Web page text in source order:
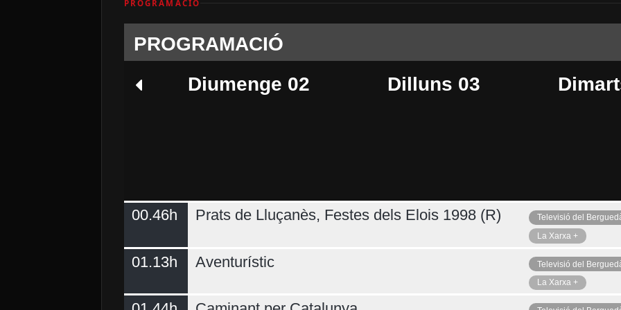
PROGRAMACIÓ
PROGRAMACIÓ
Diumenge 02
Dilluns 03
Dimecres 05 Dijous 06 Ahir
00.46h Prats de Lluçanès, Festes dels Elois 1998 (R)
Televisió del
La Xarxa +
01.13h Aventurístic
Televisió del
La Xarxa +